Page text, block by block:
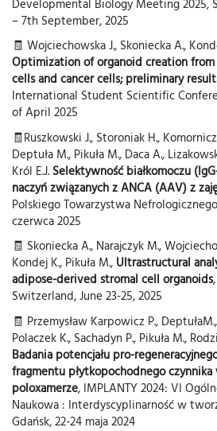
– 7th September, 2025
🧾 Wojciechowska J., Skoniecka A.,
Optimization of organoid creation from
cells and cancer cells; preliminary
International Student Scientific
of April 2025
🧾Ruszkowski J., Storoniak H.,
Deptuła M., Pikuła M., Daca A.,
Król E.J. Selektywność białkomoczu
naczyń związanych z ANCA (AAV) z
Polskiego Towarzystwa
czerwca 2025
🧾 Skoniecka A., Narajczyk M.,
Kondej K., Pikuła M., Ultrastructural
adipose-derived stromal cell organoids
Switzerland, June 23-25, 2025
🧾 Przemysław Karpowicz P.,
Polaczek K., Sachadyn P., Pikuła M.,
Badania potencjału pro-
fragmentu płytkopochodnego czynnika
poloxamerze, IMPLANTY 2024: VI
Naukowa : Interdyscyplinarność w
Gdańsk, 22-24 maja 2024